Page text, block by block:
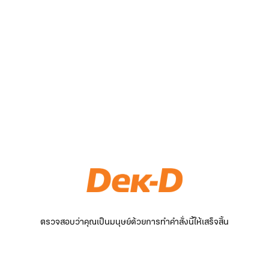
ตรวจสอบว่าคุณเป็นมนุษย์ด้วยการทำคำสั่งนี้ให้เสร็จสิ้น